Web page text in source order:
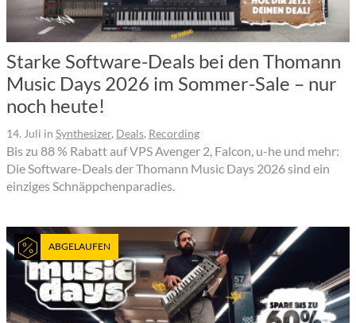
Starke Software-Deals bei den Thomann
Music Days 2026 im Sommer-Sale – nur
noch heute!
14. Juli in Synthesizer, Deals, Recording
Bis zu 88 % Rabatt auf VPS Avenger 2, Falcon, u-he und mehr:
Die Software-Deals der Thomann Music Days 2026 sind ein
einziges Schnäppchenparadies.
ABGELAUFEN